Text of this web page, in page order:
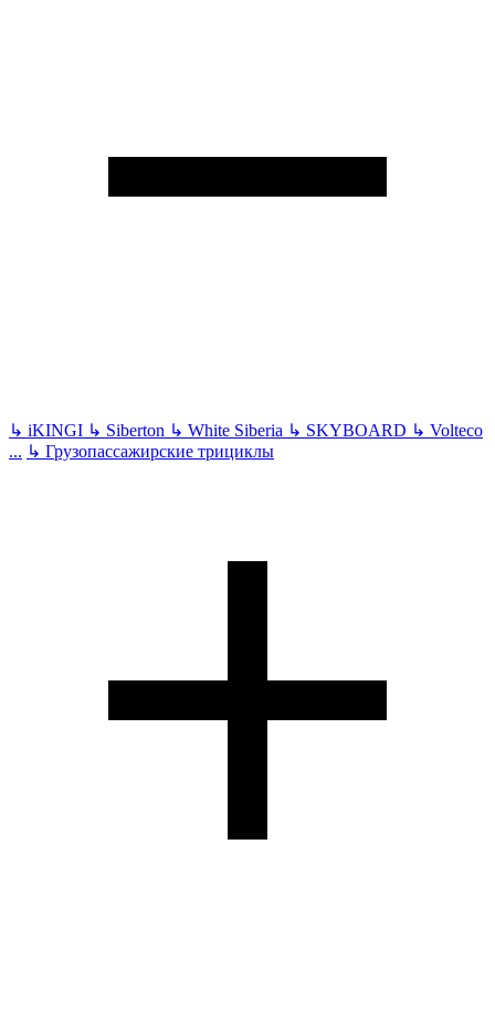
↳ iKINGI ↳ Siberton ↳ White Siberia ↳ SKYBOARD ↳ Volteco
... ↳ Грузопассажирские трициклы